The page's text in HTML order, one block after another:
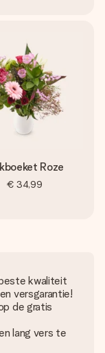
Roze
€ 34,99
kwaliteit
versgarantie!
de gratis
lang vers te